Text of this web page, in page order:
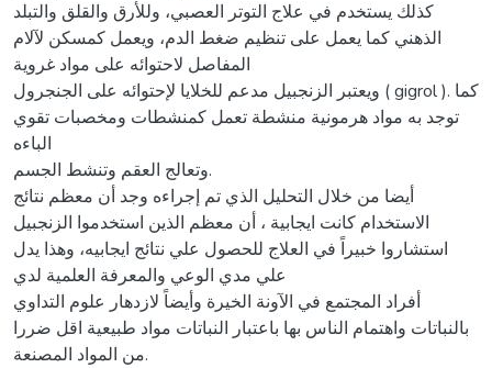
كذلك يستخدم في علاج التوتر العصبي، وللأرق والقلق والتبلد
الذهني كما يعمل على تنظيم ضغط الدم، ويعمل كمسكن لآلام
المفاصل لاحتوائه على مواد غروية
ويعتبر الزنجبيل مدعم للخلايا لإحتوائه على الجنجرول ( gigrol ). كما
توجد به مواد هرمونية منشطة تعمل كمنشطات ومخصبات تقوي
الباءه
وتعالج العقم وتنشط الجسم.
أيضا من خلال التحليل الذي تم إجراءه وجد أن معظم نتائج
الاستخدام كانت ايجابية ، أن معظم الذين استخدموا الزنجبيل
استشاروا خبيراً في العلاج للحصول علي نتائج ايجابيه، وهذا يدل
علي مدي الوعي والمعرفة العلمية لدي
أفراد المجتمع في الآونة الخيرة وأيضاً لازدهار علوم التداوي
بالنباتات واهتمام الناس بها باعتبار النباتات مواد طبيعية اقل ضررا
من المواد المصنعة.